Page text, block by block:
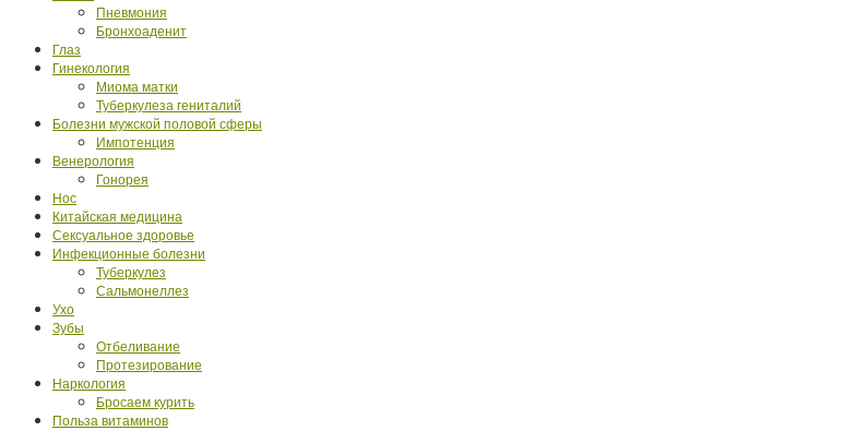
Пневмония
Бронхоаденит
Глаз
Гинекология
Миома матки
Туберкулеза гениталий
Болезни мужской половой сферы
Импотенция
Венерология
Гонорея
Нос
Китайская медицина
Сексуальное здоровье
Инфекционные болезни
Туберкулез
Сальмонеллез
Ухо
Зубы
Отбеливание
Протезирование
Наркология
Бросаем курить
Польза витаминов